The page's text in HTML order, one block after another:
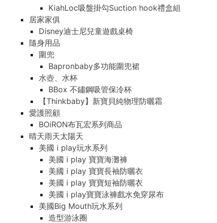
KiahLoc吸盤掛勾Suction hook禮盒組
居家家俱
Disney迪士尼兒童遊戲桌椅
隨身用品
圍兜
Bapronbaby多功能圍兜裙
水壺、水杯
BBox 不鏽鋼吸管保冷杯
【Thinkbaby】新寶貝純物理防曬霜
愛護照顧
BOiRON布瓦宏系列商品
晴天雨天太陽天
美國 i play玩水系列
美國 i play 寶寶海灘褲
美國 i play 寶寶長袖防曬衣
美國 i play 寶寶短袖防曬衣
美國 i play寶寶泳褲戲水免穿尿布
美國Big Mouth玩水系列
造型游泳圈